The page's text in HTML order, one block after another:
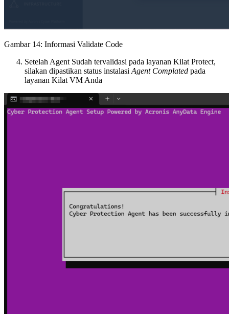
Gambar 14: Informasi Validate Code
Setelah Agent Sudah tervalidasi pada layanan Kilat Protect,
silakan dipastikan status instalasi Agent Complated pada
layanan Kilat VM Anda